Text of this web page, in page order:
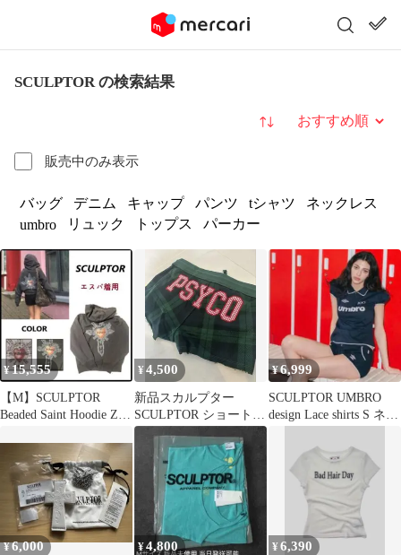
SCULPTOR の検索結果
販売中のみ表示
並び替え
バッグ デニム キャップ パンツ tシャツ
ネックレス
umbro
リュック トップス パーカー
¥15,555
【M】SCULPTOR
Beaded Saint Hoodie Zip-
¥4,500
新品スカルプター
SCULPTOR ショートパ
ンツ S
¥6,999
SCULPTOR UMBRO
design Lace shirts S ネイ
¥6,000 ¥4,800 ¥6,390